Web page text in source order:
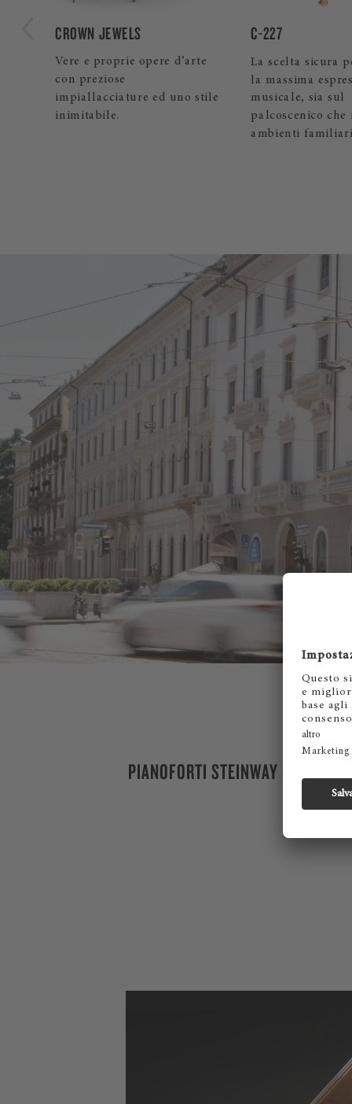
C-227
La scelta sicura per ottenere
la massima espressione
musicale, sia sul
palcoscenico che negli
SPIRIO
Il pianoforte a
di un sistema
alta risoluzione,
permette di
ascoltare il
PIANOFORTI STEINWAY & SONS